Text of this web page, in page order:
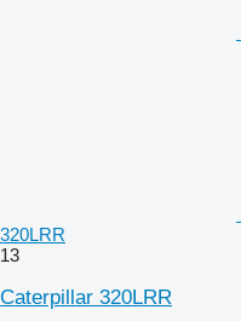
320LRR
13
Caterpillar 320LRR